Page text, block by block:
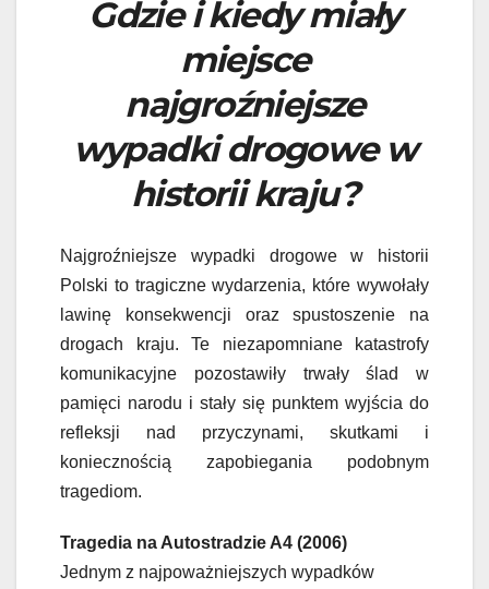
Gdzie i kiedy miały
miejsce
najgroźniejsze
wypadki drogowe w
historii kraju?
Najgroźniejsze wypadki drogowe w historii
Polski to tragiczne wydarzenia, które wywołały
lawinę konsekwencji oraz spustoszenie na
drogach kraju. Te niezapomniane katastrofy
komunikacyjne pozostawiły trwały ślad w
pamięci narodu i stały się punktem wyjścia do
refleksji nad przyczynami, skutkami i
koniecznością zapobiegania podobnym
tragediom.
Tragedia na Autostradzie A4 (2006)
Jednym z najpoważniejszych wypadków